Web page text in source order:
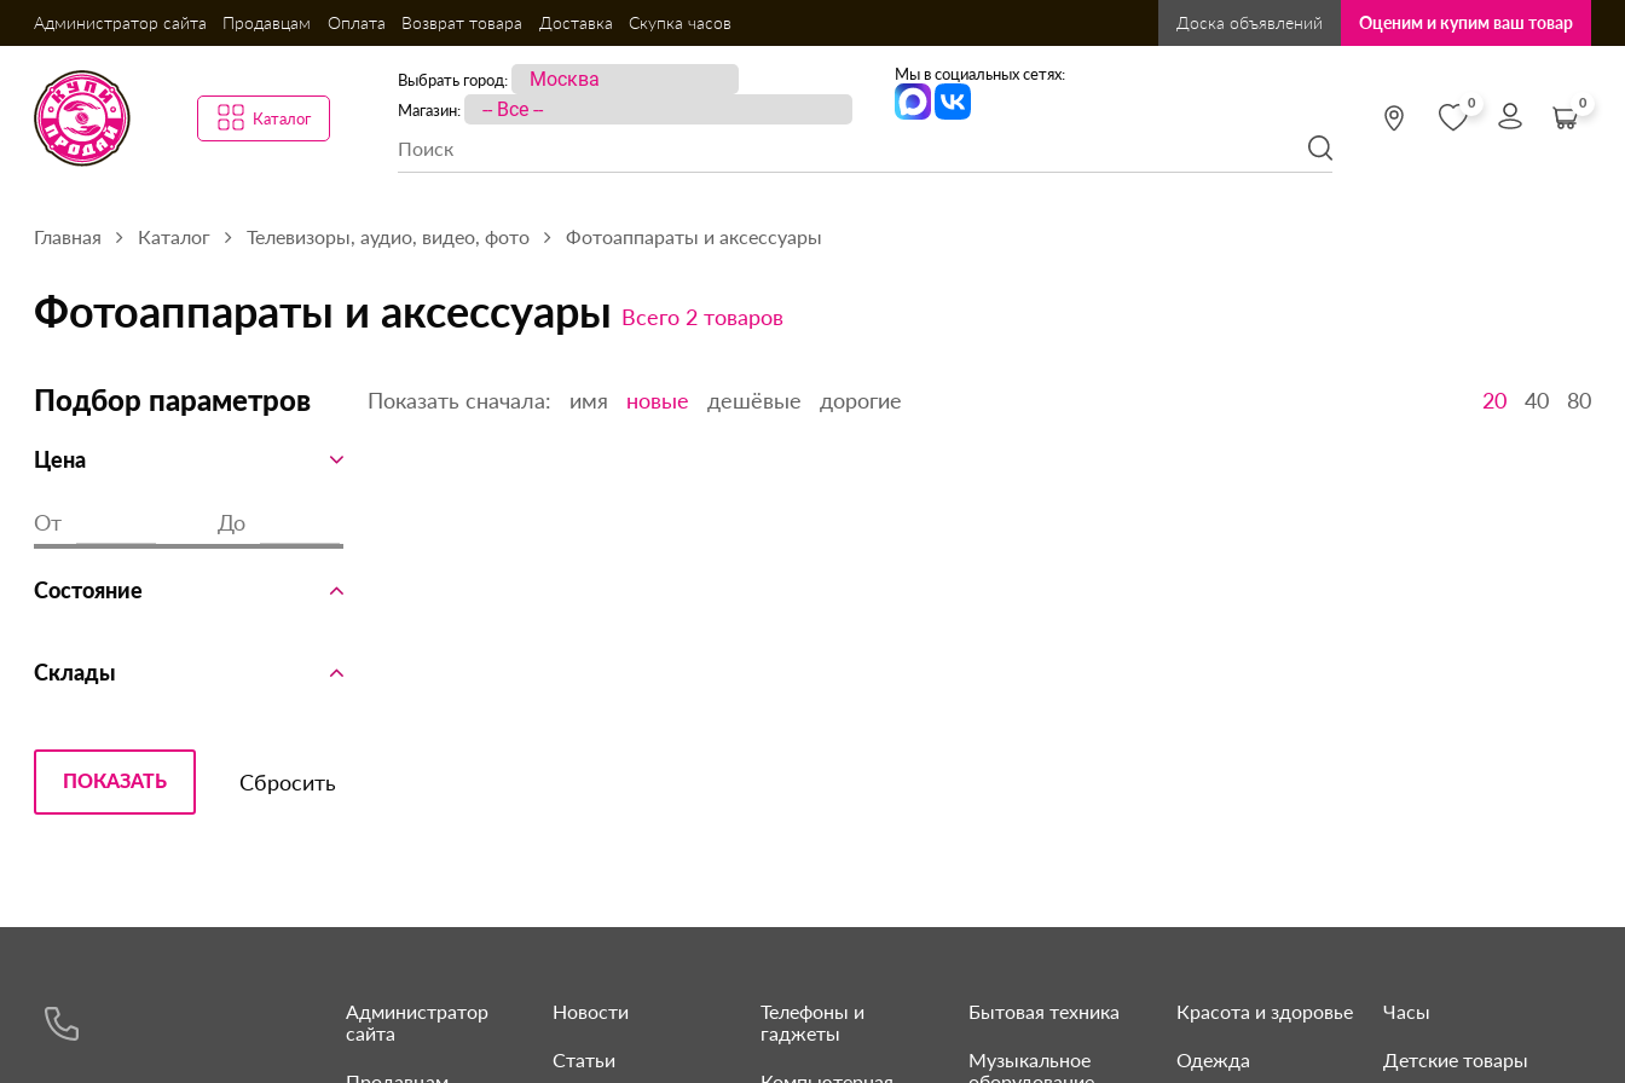
Администратор сайта Продавцам Оплата Возврат товара Доставка Скупка часов Доска объявлений Оценим и купим ваш товар
Каталог
Выбрать город:
Магазин:
Мы в социальных сетях:
0 0
Главная Каталог Телевизоры, аудио, видео, фото Фотоаппараты и аксессуары
Фотоаппараты и аксессуары Всего 2 товаров
Подбор параметров
Цена
От До
Состояние
Склады
Показать сначала: имя новые дешёвые дорогие 20 40 80
Администратор
сайта
Новости
Статьи
Телефоны и
гаджеты
Бытовая техника
Музыкальное
Красота и здоровье
Одежда
Часы
Детские товары